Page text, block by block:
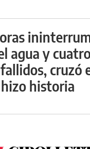
agua y
cruzó
historia